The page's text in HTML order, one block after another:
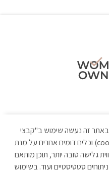
באתר זה נעשה שימוש ב"קבצי
עוגיות" (cookies) וכלים דומים אחרים על מנת
גלישה טובה יותר, תוכן מותאם
סטטיסטיים ועוד. בשימוש